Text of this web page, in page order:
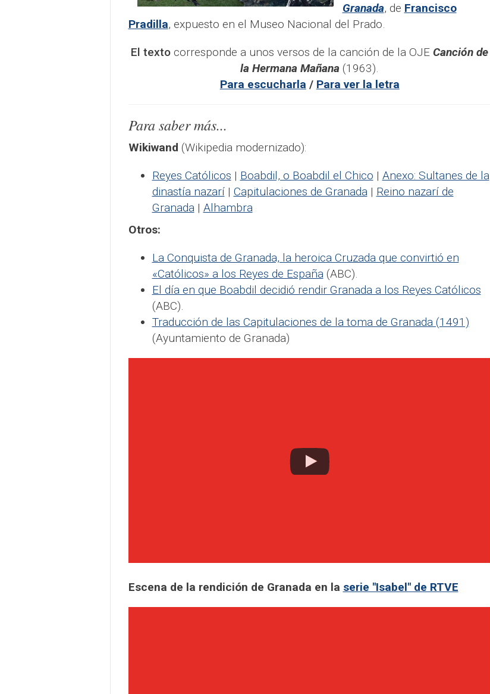
Granada, de Francisco
Pradilla, expuesto en el Museo Nacional del Prado.
El texto corresponde a unos versos de la canción de la OJE Canción de
la Hermana Mañana (1963).
Para escucharla / Para ver la letra
Para saber más...
Wikiwand (Wikipedia modernizado):
Reyes Católicos | Boabdil, o Boabdil el Chico | Anexo: Sultanes de la
dinastía nazarí| Capitulaciones de Granada| Reino nazarí de
Granada| Alhambra
Otros:
La Conquista de Granada, la heroica Cruzada que convirtió en
«Católicos» a los Reyes de España(ABC).
El día en que Boabdil decidió rendir Granada a los Reyes Católicos
(ABC).
Traducción de las Capitulaciones de la toma de Granada (1491)
(Ayuntamiento de Granada)
Escena de la rendición de Granada en la serie "Isabel" de RTVE